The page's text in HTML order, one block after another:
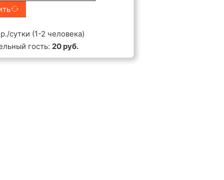
сутки (1-2 человека)
гость: 20 руб.